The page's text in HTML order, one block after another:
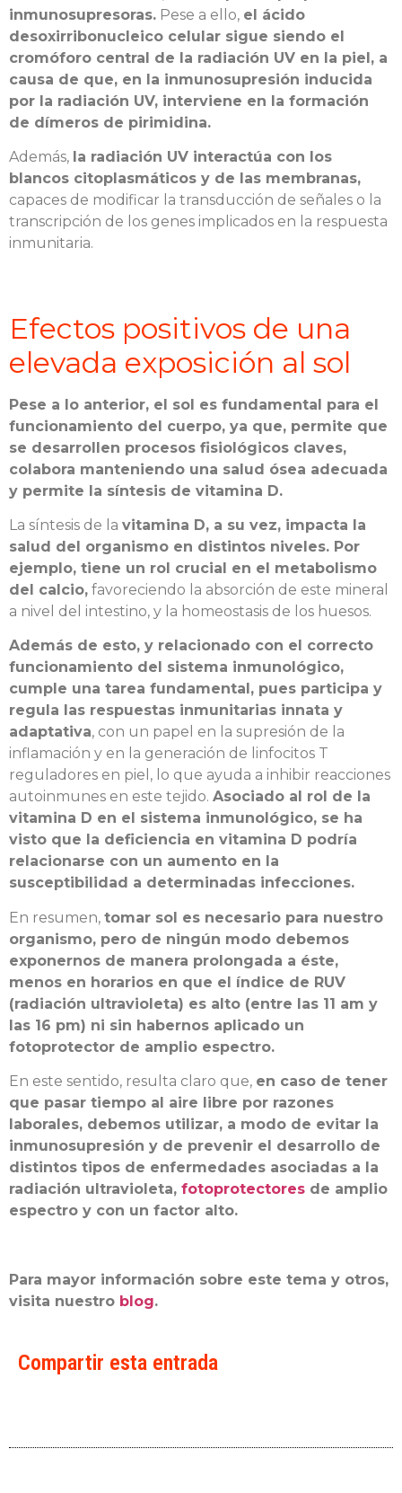
inmunosupresoras. Pese a ello, el ácido
desoxirribonucleico celular sigue siendo el
cromóforo central de la radiación UV en la piel, a
causa de que, en la inmunosupresión inducida
por la radiación UV, interviene en la formación
de dímeros de pirimidina.
Además, la radiación UV interactúa con los
blancos citoplasmáticos y de las membranas,
capaces de modificar la transducción de señales o la
transcripción de los genes implicados en la respuesta
inmunitaria.
Efectos positivos de una
elevada exposición al sol
Pese a lo anterior, el sol es fundamental para el
funcionamiento del cuerpo, ya que, permite que
se desarrollen procesos fisiológicos claves,
colabora manteniendo una salud ósea adecuada
y permite la síntesis de vitamina D.
La síntesis de la vitamina D, a su vez, impacta la
salud del organismo en distintos niveles. Por
ejemplo, tiene un rol crucial en el metabolismo
del calcio, favoreciendo la absorción de este mineral
a nivel del intestino, y la homeostasis de los huesos.
Además de esto, y relacionado con el correcto
funcionamiento del sistema inmunológico,
cumple una tarea fundamental, pues participa y
regula las respuestas inmunitarias innata y
adaptativa, con un papel en la supresión de la
inflamación y en la generación de linfocitos T
reguladores en piel, lo que ayuda a inhibir reacciones
autoinmunes en este tejido. Asociado al rol de la
vitamina D en el sistema inmunológico, se ha
visto que la deficiencia en vitamina D podría
relacionarse con un aumento en la
susceptibilidad a determinadas infecciones.
En resumen, tomar sol es necesario para nuestro
organismo, pero de ningún modo debemos
exponernos de manera prolongada a éste,
menos en horarios en que el índice de RUV
(radiación ultravioleta) es alto (entre las 11 am y
las 16 pm) ni sin habernos aplicado un
fotoprotector de amplio espectro.
En este sentido, resulta claro que, en caso de tener
que pasar tiempo al aire libre por razones
laborales, debemos utilizar, a modo de evitar la
inmunosupresión y de prevenir el desarrollo de
distintos tipos de enfermedades asociadas a la
radiación ultravioleta, fotoprotectores de amplio
espectro y con un factor alto.
Para mayor información sobre este tema y otros,
visita nuestro blog.
Compartir esta entrada